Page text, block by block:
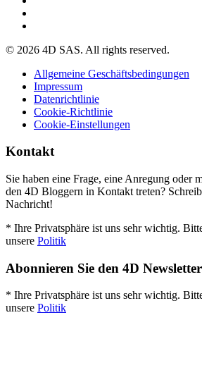
© 2026 4D SAS. All rights reserved.
Allgemeine Geschäftsbedingungen
Impressum
Datenrichtlinie
Cookie-Richtlinie
Cookie-Einstellungen
Kontakt
Sie haben eine Frage, eine Anregung oder
den 4D Bloggern in Kontakt treten?
Nachricht!
* Ihre Privatsphäre ist uns sehr wichtig.
unsere Politik
Abonnieren Sie den 4D Newsletter
* Ihre Privatsphäre ist uns sehr wichtig.
unsere Politik